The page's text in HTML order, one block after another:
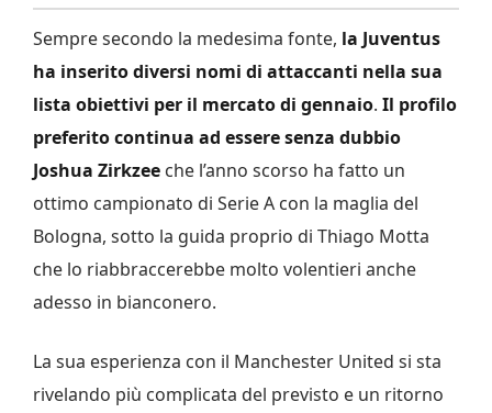
Sempre secondo la medesima fonte, la Juventus
ha inserito diversi nomi di attaccanti nella sua
lista obiettivi per il mercato di gennaio. Il profilo
preferito continua ad essere senza dubbio
Joshua Zirkzee che l’anno scorso ha fatto un
ottimo campionato di Serie A con la maglia del
Bologna, sotto la guida proprio di Thiago Motta
che lo riabbraccerebbe molto volentieri anche
adesso in bianconero.
La sua esperienza con il Manchester United si sta
rivelando più complicata del previsto e un ritorno